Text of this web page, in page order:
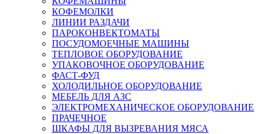
КОФЕМОЛКИ
ЛИНИИ РАЗДАЧИ
ПАРОКОНВЕКТОМАТЫ
ПОСУДОМОЕЧНЫЕ МАШИНЫ
ТЕПЛОВОЕ ОБОРУДОВАНИЕ
УПАКОВОЧНОЕ ОБОРУДОВАНИЕ
ФАСТ-ФУД
ХОЛОДИЛЬНОЕ ОБОРУДОВАНИЕ
МЕБЕЛЬ ДЛЯ АЗС
ЭЛЕКТРОМЕХАНИЧЕСКОЕ ОБОРУДОВАНИЕ
ПРАЧЕЧНОЕ
ШКАФЫ ДЛЯ ВЫЗРЕВАНИЯ МЯСА